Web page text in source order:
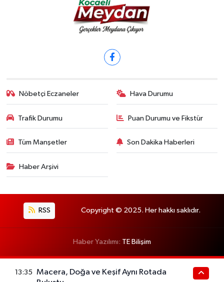
Nöbetçi Eczaneler Hava Durumu
Trafik Durumu Puan Durumu ve Fikstür
Tüm Manşetler Son Dakika Haberleri
Haber Arşivi
RSS Copyright © 2025. Her hakkı saklıdır.
Haber Yazılımı: TE Bilişim
13:35
Macera, Doğa ve Keşif Aynı Rotada